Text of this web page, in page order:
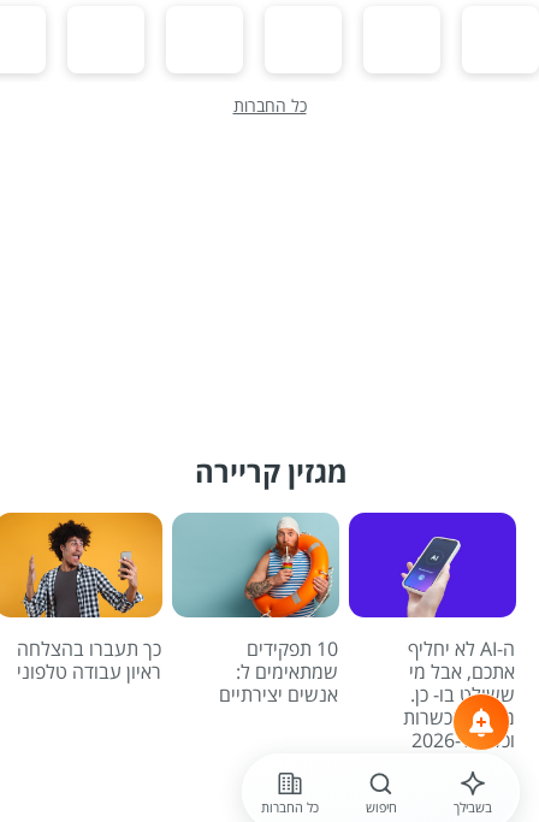
כל החברות
מגזין קריירה
ה-AI לא יחליף
אתכם, אבל מי
ששולט בו- כן.
מדריך הכשרות
וכלים ל-2026
10 תפקידים
שמתאימים ל:
אנשים יצירתיים
כך תעברו בהצלחה
ראיון עבודה טלפוני
לכל הכתבות
בשבילך חיפוש כל החברות